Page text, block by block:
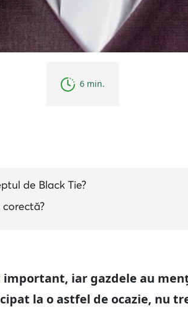
6 min.
de Black Tie?
iar gazdele au
la o astfel de ocazie, nu